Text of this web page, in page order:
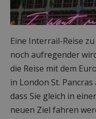
Eine Interrail-Reise
noch aufregender
die Reise mit dem
in London St.
dass Sie gleich in
neuen Ziel fahren